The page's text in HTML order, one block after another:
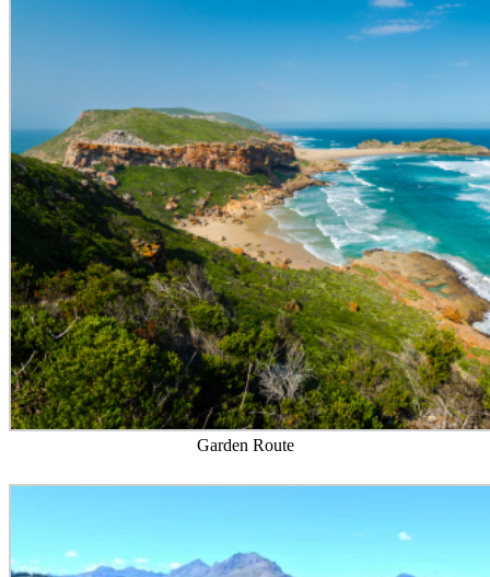
Garden Route